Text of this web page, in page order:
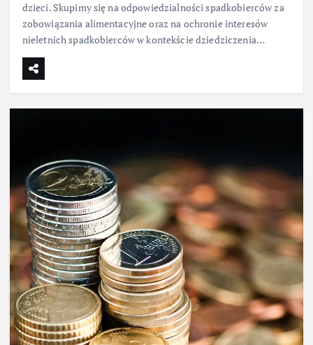
dzieci. Skupimy się na odpowiedzialności spadkobierców za
zobowiązania alimentacyjne oraz na ochronie interesów
nieletnich spadkobierców w kontekście dziedziczenia…